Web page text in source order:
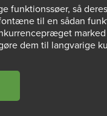
funktionssøer, så
til en sådan
dem til langvarige